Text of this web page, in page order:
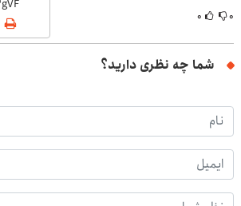
۰ ۰
شما چه نظری دارید؟